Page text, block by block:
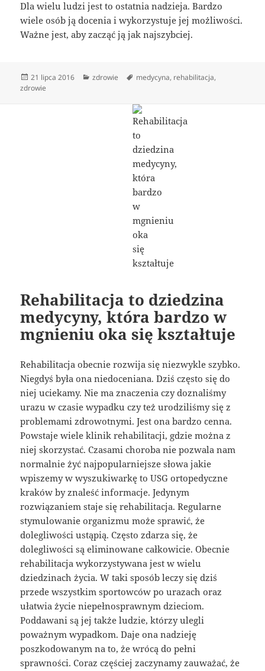
Dla wielu ludzi jest to ostatnia nadzieja. Bardzo
wiele osób ją docenia i wykorzystuje jej możliwości.
Ważne jest, aby zacząć ją jak najszybciej.
Data
publikacji
21 lipca 2016 Kategorie
zdrowie Tagi
medycyna, rehabilitacja,
zdrowie
Rehabilitacja to dziedzina
medycyny, która bardzo w
mgnieniu oka się kształtuje
Rehabilitacja obecnie rozwija się niezwykle szybko.
Niegdyś była ona niedoceniana. Dziś często się do
niej uciekamy. Nie ma znaczenia czy doznaliśmy
urazu w czasie wypadku czy też urodziliśmy się z
problemami zdrowotnymi. Jest ona bardzo cenna.
Powstaje wiele klinik rehabilitacji, gdzie można z
niej skorzystać. Czasami choroba nie pozwala nam
normalnie żyć najpopularniejsze słowa jakie
wpiszemy w wyszukiwarkę to USG ortopedyczne
kraków by znaleść informacje. Jedynym
rozwiązaniem staje się rehabilitacja. Regularne
stymulowanie organizmu może sprawić, że
dolegliwości ustąpią. Często zdarza się, że
dolegliwości są eliminowane całkowicie. Obecnie
rehabilitacja wykorzystywana jest w wielu
dziedzinach życia. W taki sposób leczy się dziś
przede wszystkim sportowców po urazach oraz
ułatwia życie niepełnosprawnym dzieciom.
Poddawani są jej także ludzie, którzy ulegli
poważnym wypadkom. Daje ona nadzieję
poszkodowanym na to, że wrócą do pełni
sprawności. Coraz częściej zaczynamy zauważać, że